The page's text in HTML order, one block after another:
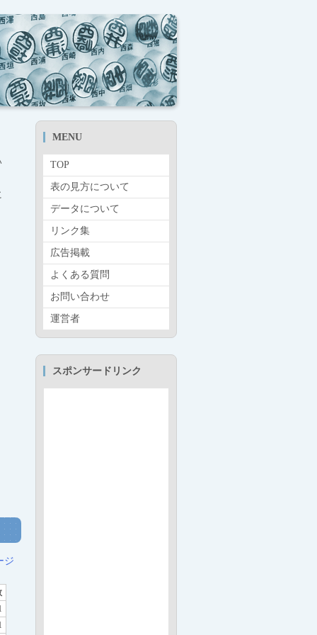
ジ
MENU
TOP
表の見方について
データについて
リンク集
広告掲載
よくある質問
お問い合わせ
運営者
スポンサードリンク